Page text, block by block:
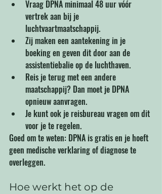
Vraag DPNA minimaal 48 uur vóór
vertrek aan bij je
luchtvaartmaatschappij.
Zij maken een aantekening in je
boeking en geven dit door aan de
assistentiebalie op de luchthaven.
Reis je terug met een andere
maatschappij? Dan moet je DPNA
opnieuw aanvragen.
Je kunt ook je reisbureau vragen om dit
voor je te regelen.
Goed om te weten: DPNA is gratis en je hoeft
geen medische verklaring of diagnose te
overleggen.
Hoe werkt het op de